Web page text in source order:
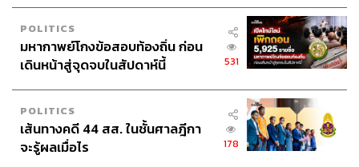
POLITICS
มหากาพย์โกงข้อสอบท้องถิ่น ก่อน
เดินหน้าสู่จุดจบในสัปดาห์นี้
531
POLITICS
เส้นทางคดี 44 สส. ในชั้นศาลฎีกา
จะรู้ผลเมื่อไร
178